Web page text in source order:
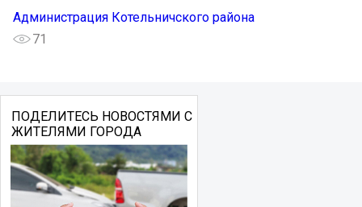
Администрация Котельничского района
71
ПОДЕЛИТЕСЬ НОВОСТЯМИ С
ЖИТЕЛЯМИ ГОРОДА